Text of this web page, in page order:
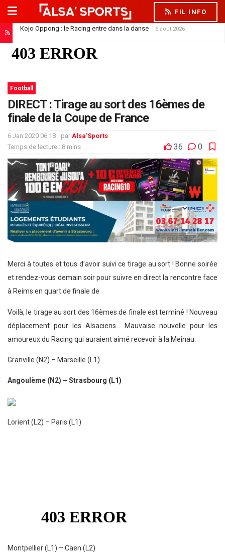
FIL INFO
Kojo Oppong : le Racing entre dans la danse 6 août 2026
Football
DIRECT : Tirage au sort des 16èmes de
finale de la Coupe de France
6 Jan 2020 06:18 par Alsa'Sports
Temps de lecture : 8 mins
36 0
Merci à toutes et tous d’avoir suivi ce tirage au sort ! Bonne soirée
et rendez-vous demain soir pour suivre en direct la rencontre face
à Reims en quart de finale de
Voilà, le tirage au sort des 16èmes de finale est terminé ! Nouveau
déplacement pour les Alsaciens… Mauvaise nouvelle pour les
amoureux du Racing qui auraient aimé recevoir à la Meinau.
Granville (N2) – Marseille (L1)
Angoulème (N2) – Strasbourg (L1)
Lorient (L2) – Paris (L1)
Montpellier (L1) – Caen (L2)